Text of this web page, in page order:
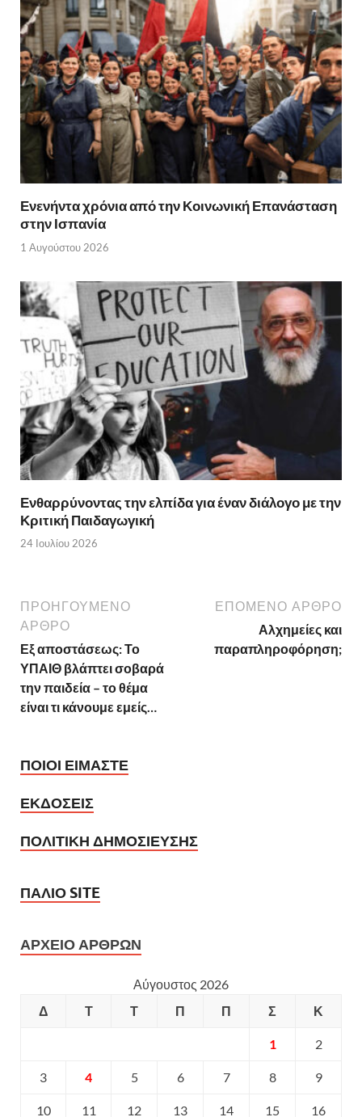
Ενενήντα χρόνια από την Κοινωνική Επανάσταση
στην Ισπανία
1 Αυγούστου 2026
Ενθαρρύνοντας την ελπίδα για έναν διάλογο με την
Κριτική Παιδαγωγική
24 Ιουλίου 2026
ΠΡΟΗΓΟΥΜΕΝΟ
ΑΡΘΡΟ
Εξ αποστάσεως: Το
ΥΠΑΙΘ βλάπτει σοβαρά
την παιδεία – το θέμα
είναι τι κάνουμε εμείς…
ΕΠΟΜΕΝΟ ΑΡΘΡΟ
Αλχημείες και
παραπληροφόρηση;
ΠΟΙΟΙ ΕΙΜΑΣΤΕ
ΕΚΔΟΣΕΙΣ
ΠΟΛΙΤΙΚΗ ΔΗΜΟΣΙΕΥΣΗΣ
ΠΑΛΙΟ SITE
ΑΡΧΕΙΟ ΑΡΘΡΩΝ
Αύγουστος 2026
Δ
Τ Τ Π Π Σ Κ
1 2
3 4 5 6 7 8 9
10 11 12 13 14 15 16